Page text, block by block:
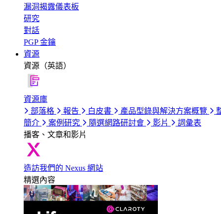
漏洞揭露儀表板
研究
對話
PGP 金鑰
資源
資源（英語）
資源庫
部落格
報告 白皮書 產品型錄與解決方案概覽
簡介
案例研究 隨選網路研討會 影片
詞彙表
播客、文章和影片
造訪我們的 Nexus 網站
精選內容